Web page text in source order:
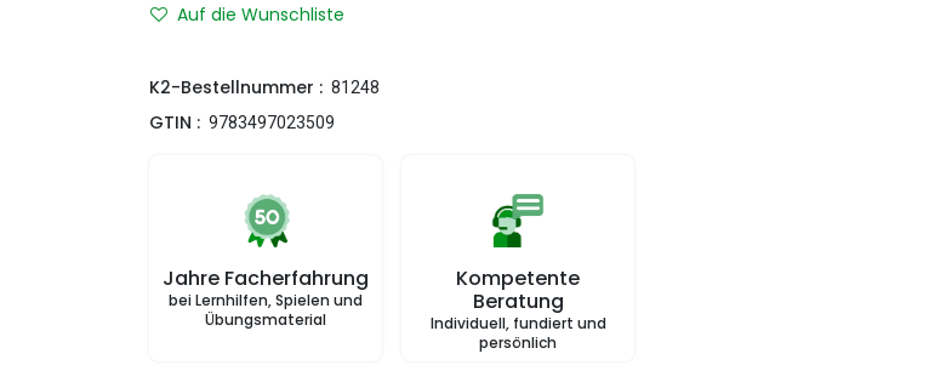
Auf die Wunschliste
K2-Bestellnummer : 81248
GTIN : 9783497023509
Jahre Facherfahrung
bei Lernhilfen, Spielen und
Übungsmaterial
Kompetente
Beratung
Individuell, fundiert und
persönlich